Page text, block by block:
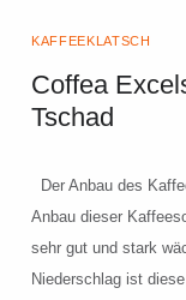
KAFFEEKLATSCH
Coffea
Tschad
Der Anbau des
Anbau dieser
sehr gut und stark
Niederschlag ist